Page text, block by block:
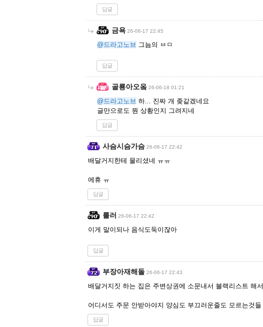
답글
금욕 26-06-17 22:45
@드라고노브 그늠의 ㅂㅁ
답글
골룡아오옼 26-06-18 01:21
@드라고노브 하... 진짜 개 좆같겠네요
글만으로도 뭔 상황인지 그려지네
답글
사슴시슴가슴 26-06-17 22:42
배달거지한테 물리셨네 ㅠㅠ
에휴 ㅠ
답글
룰러 26-06-17 22:42
이게 말이되나 음식도둑이잖아
답글
부장아재해돌 26-06-17 22:43
배달거지짓 하는 집은 주변상권에 소문내서 블랙리스트 해서
어디서도 주문 안받아야지 양심도 부끄러운줄도 모르는것들
답글